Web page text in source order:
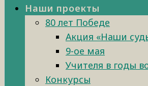
Наши проекты
80 лет Победе
Акция «Наши
9-ое мая
Учителя в годы
Конкурсы